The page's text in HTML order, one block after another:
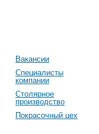
Вакансии
Специалисты
компании
Столярное
производство
Покрасочный цех